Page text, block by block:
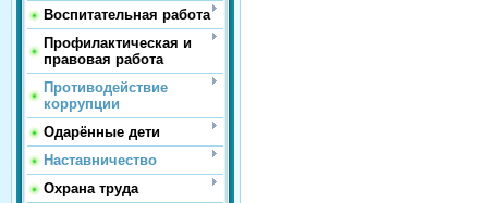
Воспитательная работа
Профилактическая и
правовая работа
Противодействие
коррупции
Одарённые дети
Наставничество
Охрана труда